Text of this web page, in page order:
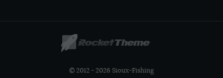
© 2012 - 2026 Sioux-Fishing